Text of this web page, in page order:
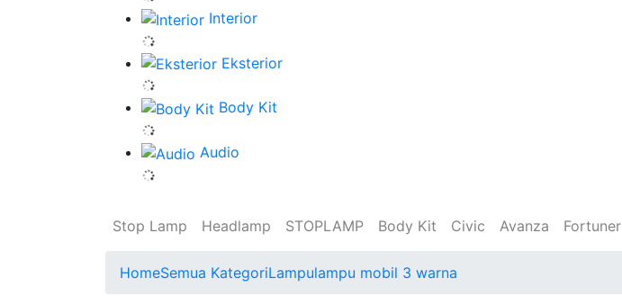
Interior
Eksterior
Body Kit
Audio
Stop Lamp Headlamp STOPLAMP Body Kit Civic Avanza Fortuner
HomeSemua KategoriLampulampu mobil 3 warna